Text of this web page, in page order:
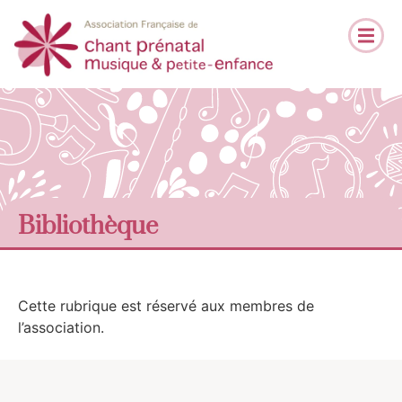
Bibliothèque
Cette rubrique est réservé aux membres de
l’association.